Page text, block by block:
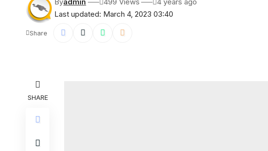
Last updated: March 4, 2023 03:40
Byadmin 499 Views 4 years ago
Share
SHARE